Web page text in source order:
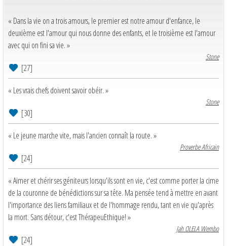
« Dans la vie on a trois amours, le premier est notre amour d'enfance, le
deuxième est l'amour qui nous donne des enfants, et le troisième est l'amour
avec qui on fini sa vie. »
Stone
[27]
« Les vrais chefs doivent savoir obéir. »
Stone
[30]
« Le jeune marche vite, mais l'ancien connaît la route. »
Proverbe Africain
[24]
« Aimer et chérir ses géniteurs lorsqu'ils sont en vie, c'est comme porter la cime
de la couronne de bénédictions sur sa tête. Ma pensée tend à mettre en avant
l'importance des liens familiaux et de l'hommage rendu, tant en vie qu'après
la mort. Sans détour, c'est ThérapeuEthique! »
Jah OLELA Wembo
[24]